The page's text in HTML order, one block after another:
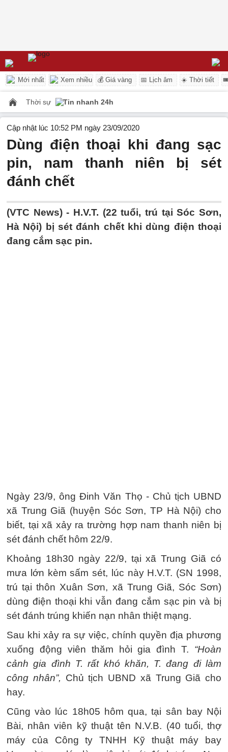
Mới nhất Xem nhiều 💰 Giá vàng 📅 Lịch âm ☀️ Thời tiết
Thời sự Tin nhanh 24h
Cập nhật lúc 10:52 PM ngày 23/09/2020
Dùng điện thoại khi đang sạc
pin, nam thanh niên bị sét
đánh chết
(VTC News) - H.V.T. (22 tuổi, trú tại Sóc Sơn,
Hà Nội) bị sét đánh chết khi dùng điện thoại
đang cắm sạc pin.
Ngày 23/9, ông Đinh Văn Thọ - Chủ tịch UBND
xã Trung Giã (huyện Sóc Sơn, TP Hà Nội) cho
biết, tại xã xảy ra trường hợp nam thanh niên bị
sét đánh chết hôm 22/9.
Khoảng 18h30 ngày 22/9, tại xã Trung Giã có
mưa lớn kèm sấm sét, lúc này H.V.T. (SN 1998,
trú tại thôn Xuân Sơn, xã Trung Giã, Sóc Sơn)
dùng điện thoại khi vẫn đang cắm sạc pin và bị
sét đánh trúng khiến nạn nhân thiệt mạng.
Sau khi xảy ra sự việc, chính quyền địa phương
xuống động viên thăm hỏi gia đình T. “Hoàn
cảnh gia đình T. rất khó khăn, T. đang đi làm
công nhân”, Chủ tịch UBND xã Trung Giã cho
hay.
Cũng vào lúc 18h05 hôm qua, tại sân bay Nội
Bài, nhân viên kỹ thuật tên N.V.B. (40 tuổi, thợ
máy của Công ty TNHH Kỹ thuật máy bay